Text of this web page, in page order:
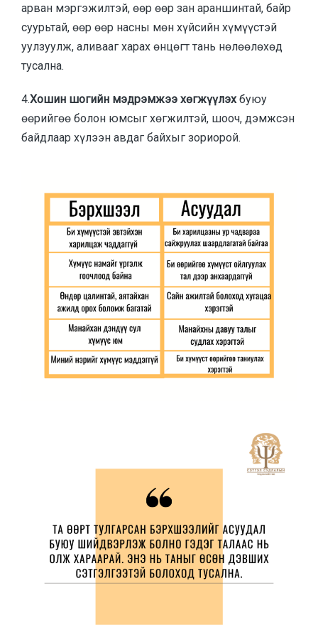
арван мэргэжилтэй, өөр өөр зан араншинтай, байр
суурьтай, өөр өөр насны мөн хүйсийн хүмүүстэй
уулзуулж, аливааг харах өнцөгт тань нөлөөлөхөд
тусална.
4.Хошин шогийн мэдрэмжээ хөгжүүлэхбуюу
өөрийгөө болон юмсыг хөгжилтэй, шооч, дэмжсэн
байдлаар хүлээн авдаг байхыг зориорой.